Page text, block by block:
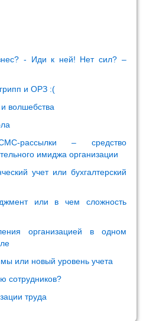
- Иди к ней! Нет сил? –
и ОРЗ :(
волшебства
рассылки – средство
имиджа организации
учет или бухгалтерский
или в чем сложность
организацией в одном
или новый уровень учета
сотрудников?
труда